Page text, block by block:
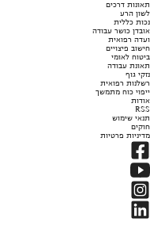
תאונות דרכים
לשון הרע
נכות כללית
אובדן כושר עבודה
ועדה רפואית
חישוב פיצויים
ביטוח לאומי
תאונת עבודה
נזקי גוף
רשלנות רפואית
ייפוי כוח מתמשך
אודות
RSS
תנאי שימוש
חוקים
מדיניות פרטיות